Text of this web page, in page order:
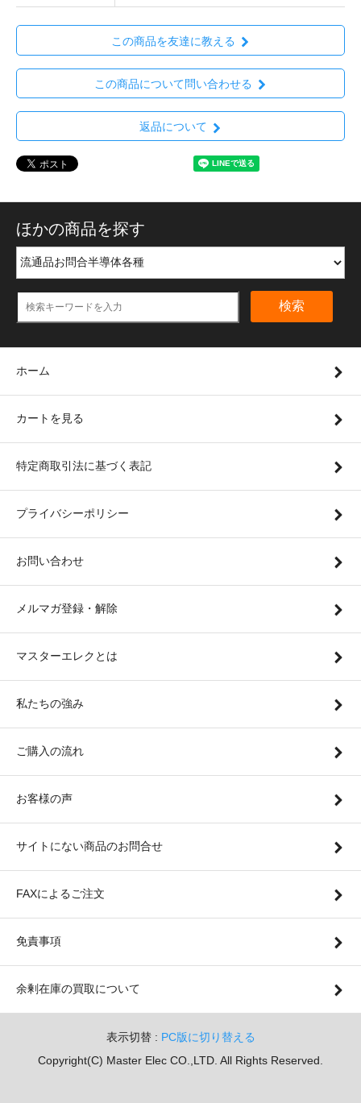
この商品を友達に教える
この商品について問い合わせる
返品について
ほかの商品を探す
検索
ホーム
カートを見る
特定商取引法に基づく表記
プライバシーポリシー
お問い合わせ
メルマガ登録・解除
マスターエレクとは
私たちの強み
ご購入の流れ
お客様の声
サイトにない商品のお問合せ
FAXによるご注文
免責事項
余剰在庫の買取について
表示切替 : PC版に切り替える
Copyright(C) Master Elec CO.,LTD. All Rights Reserved.